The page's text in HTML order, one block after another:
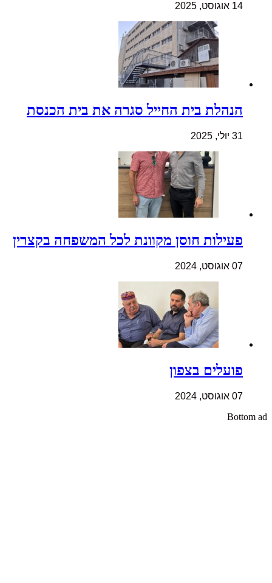
14 אוגוסט, 2025
הנהלת בית החייל סגרה את בית הכנסת
31 יולי, 2025
פעילות חוסן מקוונת לכל המשפחה בקצרין
07 אוגוסט, 2024
פועלים בצפון
07 אוגוסט, 2024
Bottom ad